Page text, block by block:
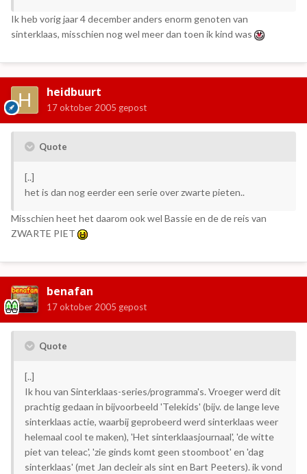
Ik heb vorig jaar 4 december anders enorm genoten van
sinterklaas, misschien nog wel meer dan toen ik kind was
heidbuurt
17 oktober 2005 gepost
Quote
[..]
het is dan nog eerder een serie over zwarte pieten..
Misschien heet het daarom ook wel Bassie en de de reis van
ZWARTE PIET
benafan
17 oktober 2005 gepost
Quote
[..]
Ik hou van Sinterklaas-series/programma's. Vroeger werd dit
prachtig gedaan in bijvoorbeeld 'Telekids' (bijv. de lange leve
sinterklaas actie, waarbij geprobeerd werd sinterklaas weer
helemaal cool te maken), 'Het sinterklaasjournaal', 'de witte
piet van teleac', 'zie ginds komt geen stoomboot' en 'dag
sinterklaas' (met Jan decleir als sint en Bart Peeters). ik vond